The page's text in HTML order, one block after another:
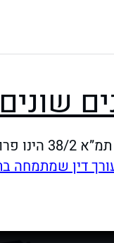
חשוב להבהיר
דין שמתמחה